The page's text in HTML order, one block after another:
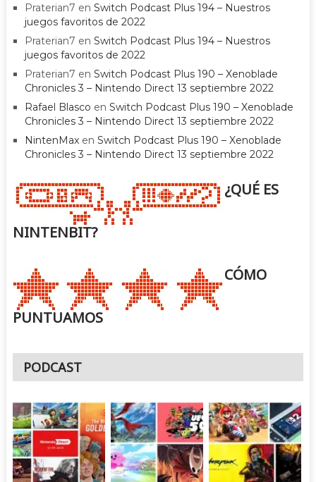
Praterian7 en Switch Podcast Plus 194 – Nuestros
juegos favoritos de 2022
Praterian7 en Switch Podcast Plus 194 – Nuestros
juegos favoritos de 2022
Praterian7 en Switch Podcast Plus 190 – Xenoblade
Chronicles 3 – Nintendo Direct 13 septiembre 2022
Rafael Blasco en Switch Podcast Plus 190 – Xenoblade
Chronicles 3 – Nintendo Direct 13 septiembre 2022
NintenMaxen Switch Podcast Plus 190 – Xenoblade
Chronicles 3 – Nintendo Direct 13 septiembre 2022
¿QUÉ ES
NINTENBIT?
CÓMO
PUNTUAMOS
PODCAST